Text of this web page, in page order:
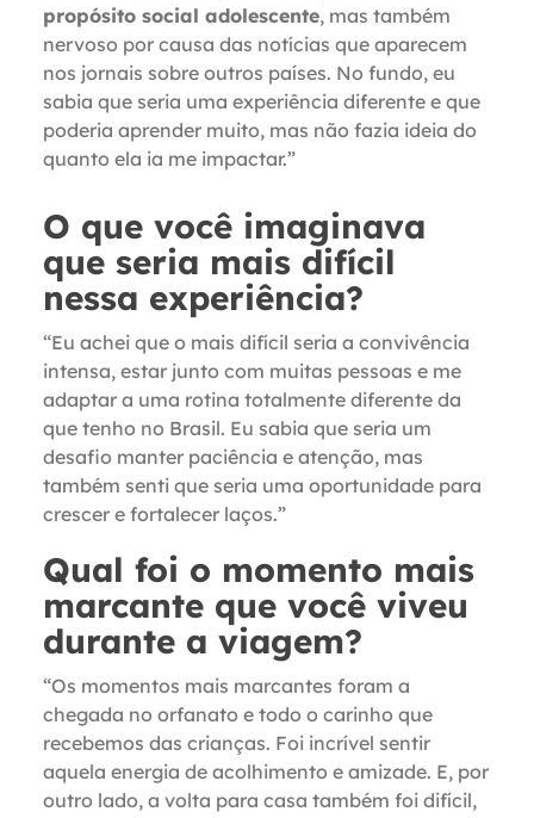
propósito social adolescente, mas também
nervoso por causa das notícias que aparecem
nos jornais sobre outros países. No fundo, eu
sabia que seria uma experiência diferente e que
poderia aprender muito, mas não fazia ideia do
quanto ela ia me impactar.”
O que você imaginava
que seria mais difícil
nessa experiência?
“Eu achei que o mais difícil seria a convivência
intensa, estar junto com muitas pessoas e me
adaptar a uma rotina totalmente diferente da
que tenho no Brasil. Eu sabia que seria um
desafio manter paciência e atenção, mas
também senti que seria uma oportunidade para
crescer e fortalecer laços.”
Qual foi o momento mais
marcante que você viveu
durante a viagem?
“Os momentos mais marcantes foram a
chegada no orfanato e todo o carinho que
recebemos das crianças. Foi incrível sentir
aquela energia de acolhimento e amizade. E, por
outro lado, a volta para casa também foi difícil,